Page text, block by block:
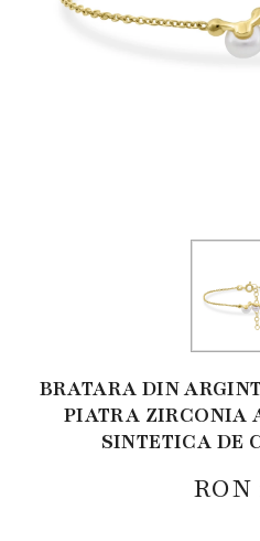
BRATARA DIN
PIATRA ZIRCONIA
SINTETICA DE
RON